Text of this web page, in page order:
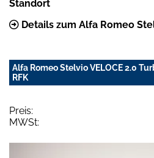
Standort
Details zum Alfa Romeo
Alfa Romeo Stelvio VELOCE 2.0
RFK
Preis:
MWSt: